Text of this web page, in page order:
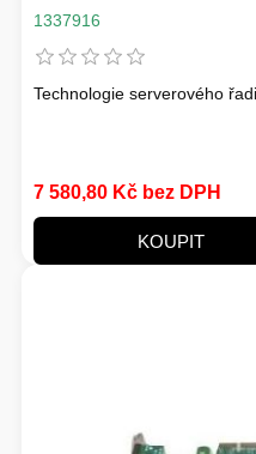
1337916
Technologie serverového
7 580,80 Kč bez DPH
KOUPIT